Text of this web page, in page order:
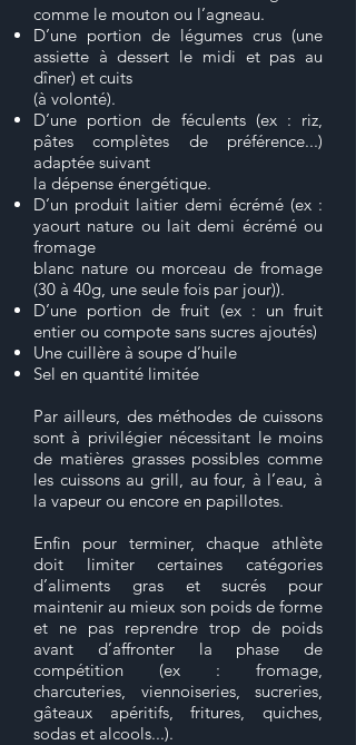
comme le mouton ou l’agneau.
D’une portion de légumes crus (une
assiette à dessert le midi et pas au
dîner) et cuits
(à volonté).
D’une portion de féculents (ex : riz,
pâtes complètes de préférence...)
adaptée suivant
la dépense énergétique.
D’un produit laitier demi écrémé (ex :
yaourt nature ou lait demi écrémé ou
fromage
blanc nature ou morceau de fromage
(30 à 40g, une seule fois par jour)).
D’une portion de fruit (ex : un fruit
entier ou compote sans sucres ajoutés)
Une cuillère à soupe d’huile
Sel en quantité limitée
Par ailleurs, des méthodes de cuissons
sont à privilégier nécessitant le moins
de matières grasses possibles comme
les cuissons au grill, au four, à l’eau, à
la vapeur ou encore en papillotes.
Enfin pour terminer, chaque athlète
doit limiter certaines catégories
d’aliments gras et sucrés pour
maintenir au mieux son poids de forme
et ne pas reprendre trop de poids
avant d’affronter la phase de
compétition (ex : fromage,
charcuteries, viennoiseries, sucreries,
gâteaux apéritifs, fritures, quiches,
sodas et alcools...).